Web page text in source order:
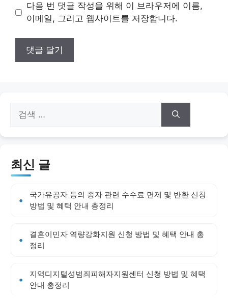
트
다음 번 댓글 작성을 위해 이 브라우저에 이름,
이메일, 그리고 웹사이트를 저장합니다.
색:
최신 글
국가유공자 등의 종자 관련 수수료 면제 및 반환 신청
방법 및 혜택 안내 총정리
결혼이민자 역량강화지원 신청 방법 및 혜택 안내 총
정리
지역디지털성범죄피해자지원센터 신청 방법 및 혜택
안내 총정리